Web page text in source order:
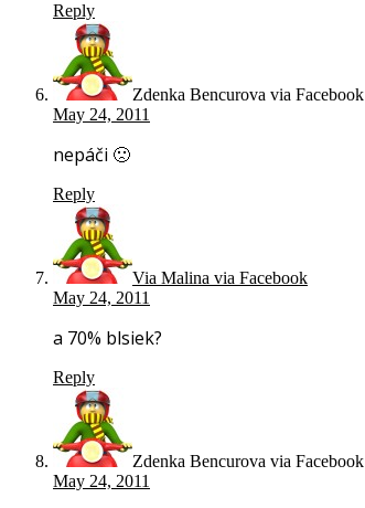
Reply
Zdenka Bencurova via Facebook
May 24, 2011
nepáči 🙁
Reply
Via Malina via Facebook
May 24, 2011
a 70% blsiek?
Reply
Zdenka Bencurova via Facebook
May 24, 2011